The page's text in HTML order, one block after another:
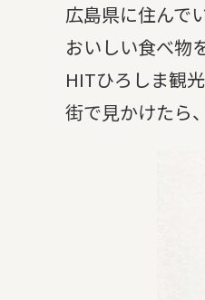
広島県に住んで
おいしい食べ物
HITひろしま観
街で見かけたら